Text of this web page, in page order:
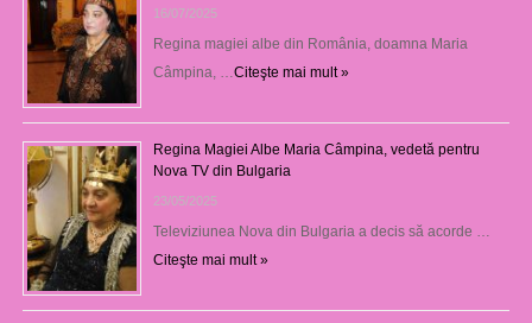
16/07/2025
Regina magiei albe din România, doamna Maria
Câmpina, … Citeşte mai mult »
Regina Magiei Albe Maria Câmpina, vedetă pentru
Nova TV din Bulgaria
23/05/2025
Televiziunea Nova din Bulgaria a decis să acorde …
Citeşte mai mult »